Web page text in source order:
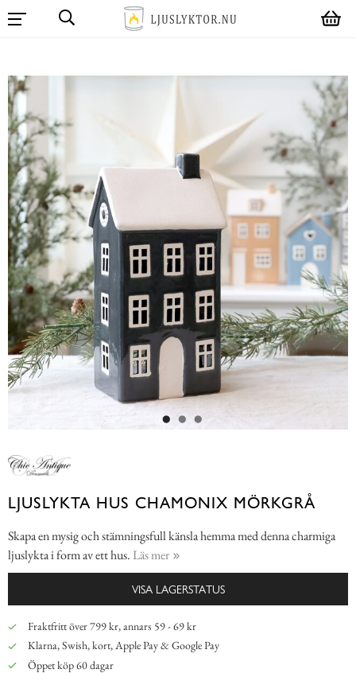
LJUSLYKTA HUS CHAMONIX MÖRKGRÅ
Skapa en mysig och stämningsfull känsla hemma med denna charmiga
ljuslykta i form av ett hus. Läs mer
VISA LAGERSTATUS
Fraktfritt över 799 kr, annars 59 - 69 kr
Klarna, Swish, kort, Apple Pay & Google Pay
Öppet köp 60 dagar